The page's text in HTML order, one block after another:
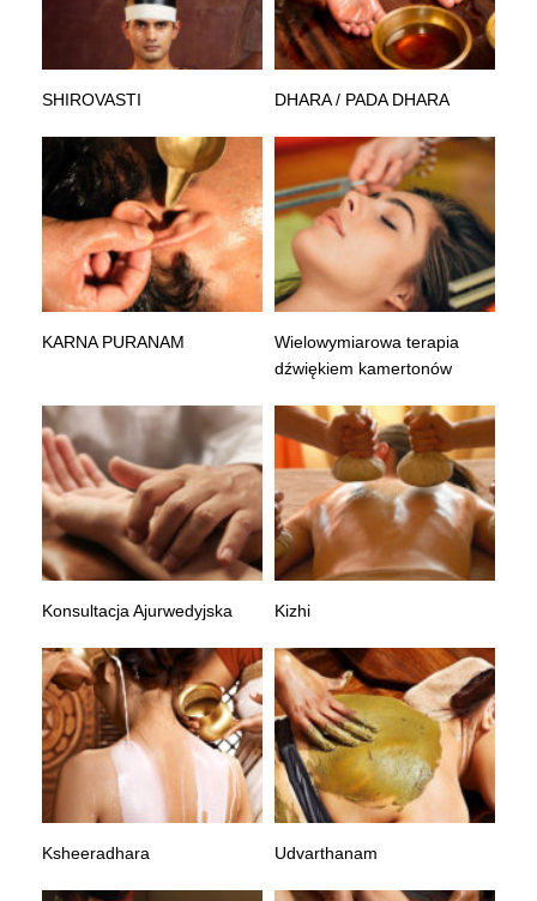
SHIROVASTI DHARA / PADA DHARA
KARNA PURANAM
Wielowymiarowa terapia
dźwiękiem kamertonów
Konsultacja Ajurwedyjska Kizhi
Ksheeradhara Udvarthanam